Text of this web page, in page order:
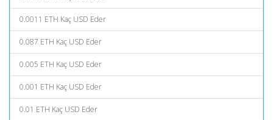
0.0011 ETH Kaç USD Eder
0.087 ETH Kaç USD Eder
0.005 ETH Kaç USD Eder
0.001 ETH Kaç USD Eder
0.01 ETH Kaç USD Eder